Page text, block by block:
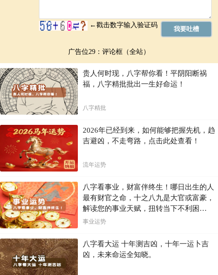
广告位29：评论框（全站）
贵人何时现，八字帮你看！平阴阳断祸
福，八字精批批出一生好命运！
八字精批
2026年已经到来，如何能够把握先机，趋
吉避凶，不走弯路，点击此处查看！
流年运势
八字看事业，财富伴终生！哪日出生的人
最有财官之命，十之八九是大官或富豪，
解读您的事业天赋，扭转当下不利困
局！！
事业运势
八字看大运 十年测吉凶，十年一运卜吉
凶，未来命运全知晓。